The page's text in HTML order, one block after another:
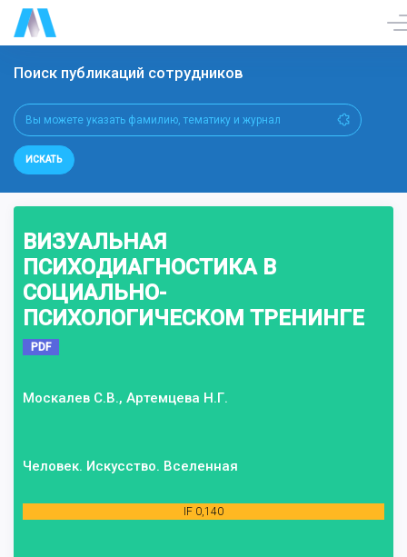
Поиск публикаций сотрудников
ИСКАТЬ
ВИЗУАЛЬНАЯ
ПСИХОДИАГНОСТИКА В
СОЦИАЛЬНО-
ПСИХОЛОГИЧЕСКОМ ТРЕНИНГЕ
PDF
Москалев С.В., Артемцева Н.Г.
Человек. Искусство. Вселенная
IF 0,140